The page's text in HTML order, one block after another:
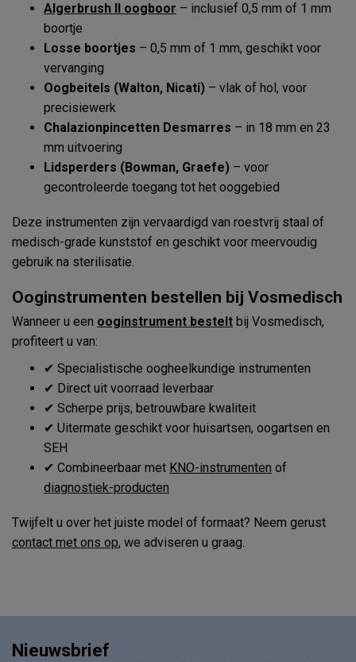
Algerbrush II oogboor – inclusief 0,5 mm of 1 mm
boortje
Losse boortjes – 0,5 mm of 1 mm, geschikt voor
vervanging
Oogbeitels (Walton, Nicati) – vlak of hol, voor
precisiewerk
Chalazionpincetten Desmarres – in 18 mm en 23
mm uitvoering
Lidsperders (Bowman, Graefe) – voor
gecontroleerde toegang tot het ooggebied
Deze instrumenten zijn vervaardigd van roestvrij staal of
medisch-grade kunststof en geschikt voor meervoudig
gebruik na sterilisatie.
Ooginstrumenten bestellen bij Vosmedisch
Wanneer u een ooginstrument bestelt bij Vosmedisch,
profiteert u van:
✔ Specialistische oogheelkundige instrumenten
✔ Direct uit voorraad leverbaar
✔ Scherpe prijs, betrouwbare kwaliteit
✔ Uitermate geschikt voor huisartsen, oogartsen en
SEH
✔ Combineerbaar met KNO-instrumenten of
diagnostiek-producten
Twijfelt u over het juiste model of formaat? Neem gerust
contact met ons op, we adviseren u graag.
Nieuwsbrief